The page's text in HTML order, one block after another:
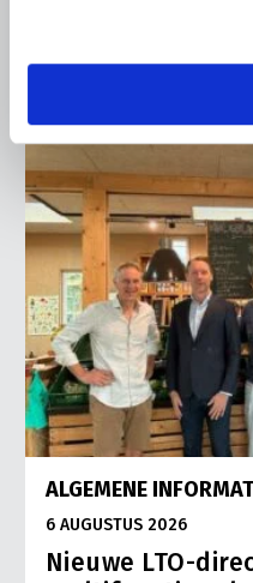
ALGEMENE
6 AUGUSTUS 2026
Nieuwe LTO-